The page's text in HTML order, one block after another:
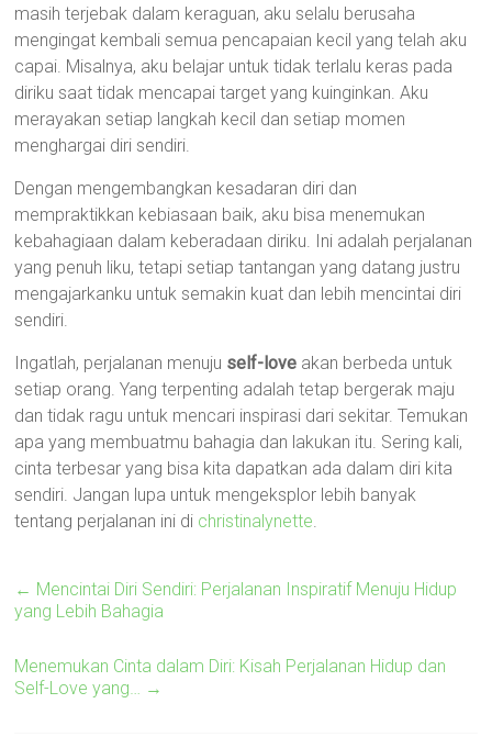
masih terjebak dalam keraguan, aku selalu berusaha
mengingat kembali semua pencapaian kecil yang telah aku
capai. Misalnya, aku belajar untuk tidak terlalu keras pada
diriku saat tidak mencapai target yang kuinginkan. Aku
merayakan setiap langkah kecil dan setiap momen
menghargai diri sendiri.
Dengan mengembangkan kesadaran diri dan
mempraktikkan kebiasaan baik, aku bisa menemukan
kebahagiaan dalam keberadaan diriku. Ini adalah perjalanan
yang penuh liku, tetapi setiap tantangan yang datang justru
mengajarkanku untuk semakin kuat dan lebih mencintai diri
sendiri.
Ingatlah, perjalanan menuju self-love akan berbeda untuk
setiap orang. Yang terpenting adalah tetap bergerak maju
dan tidak ragu untuk mencari inspirasi dari sekitar. Temukan
apa yang membuatmu bahagia dan lakukan itu. Sering kali,
cinta terbesar yang bisa kita dapatkan ada dalam diri kita
sendiri. Jangan lupa untuk mengeksplor lebih banyak
tentang perjalanan ini di christinalynette.
← Mencintai Diri Sendiri: Perjalanan Inspiratif Menuju Hidup
yang Lebih Bahagia
Menemukan Cinta dalam Diri: Kisah Perjalanan Hidup dan
Self-Love yang… →